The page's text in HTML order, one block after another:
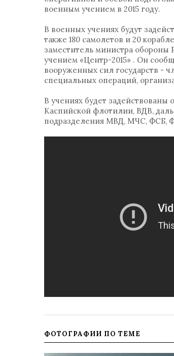
военным учением в 2015 году.
В военных учениях будут
также 180 самолетов и 20
заместитель министра
учением «Центр-2015» . Он
вооруженных сил государств -
специальных операций,
В учениях будет задействованы
Каспийской флотилии, ВДВ,
подразделения МВД, МЧС, ФСБ,
ФОТОГРАФИИ ПО ТЕМЕ